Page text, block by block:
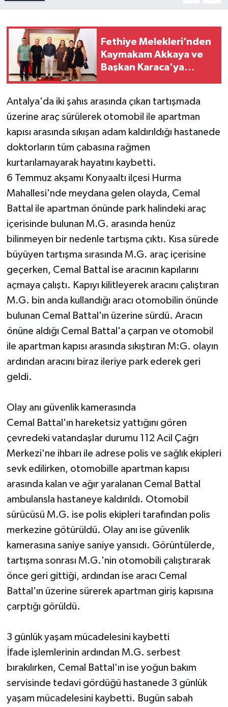
Fethiye Melekleri’nden
Kaymakam Akkaya ve
Başkan Karaca'ya
Antalya'da iki şahıs arasında çıkan tartışmada
üzerine araç sürülerek otomobil ile apartman
kapısı arasında sıkışan adam kaldırıldığı hastanede
doktorların tüm çabasına rağmen
kurtarılamayarak hayatını kaybetti.
6 Temmuz akşamı Konyaaltı ilçesi Hurma
Mahallesi'nde meydana gelen olayda, Cemal
Battal ile apartman önünde park halindeki araç
içerisinde bulunan M.G. arasında henüz
bilinmeyen bir nedenle tartışma çıktı. Kısa sürede
büyüyen tartışma sırasında M.G. araç içerisine
geçerken, Cemal Battal ise aracının kapılarını
açmaya çalıştı. Kapıyı kilitleyerek aracını çalıştıran
M.G. bin anda kullandığı aracı otomobilin önünde
bulunan Cemal Battal'ın üzerine sürdü. Aracın
önüne aldığı Cemal Battal'a çarpan ve otomobil
ile apartman kapısı arasında sıkıştıran M:G. olayın
ardından aracını biraz ileriye park ederek geri
geldi.
Olay anı güvenlik kamerasında
Cemal Battal'ın hareketsiz yattığını gören
çevredeki vatandaşlar durumu 112 Acil Çağrı
Merkezi'ne ihbarı ile adrese polis ve sağlık ekipleri
sevk edilirken, otomobille apartman kapısı
arasında kalan ve ağır yaralanan Cemal Battal
ambulansla hastaneye kaldırıldı. Otomobil
sürücüsü M.G. ise polis ekipleri tarafından polis
merkezine götürüldü. Olay anı ise güvenlik
kamerasına saniye saniye yansıdı. Görüntülerde,
tartışma sonrası M.G.'nin otomobili çalıştırarak
önce geri gittiği, ardından ise aracı Cemal
Battal'ın üzerine sürerek apartman giriş kapısına
çarptığı görüldü.
3 günlük yaşam mücadelesini kaybetti
İfade işlemlerinin ardından M.G. serbest
bırakılırken, Cemal Battal'ın ise yoğun bakım
servisinde tedavi gördüğü hastanede 3 günlük
yaşam mücadelesini kaybetti. Bugün sabah